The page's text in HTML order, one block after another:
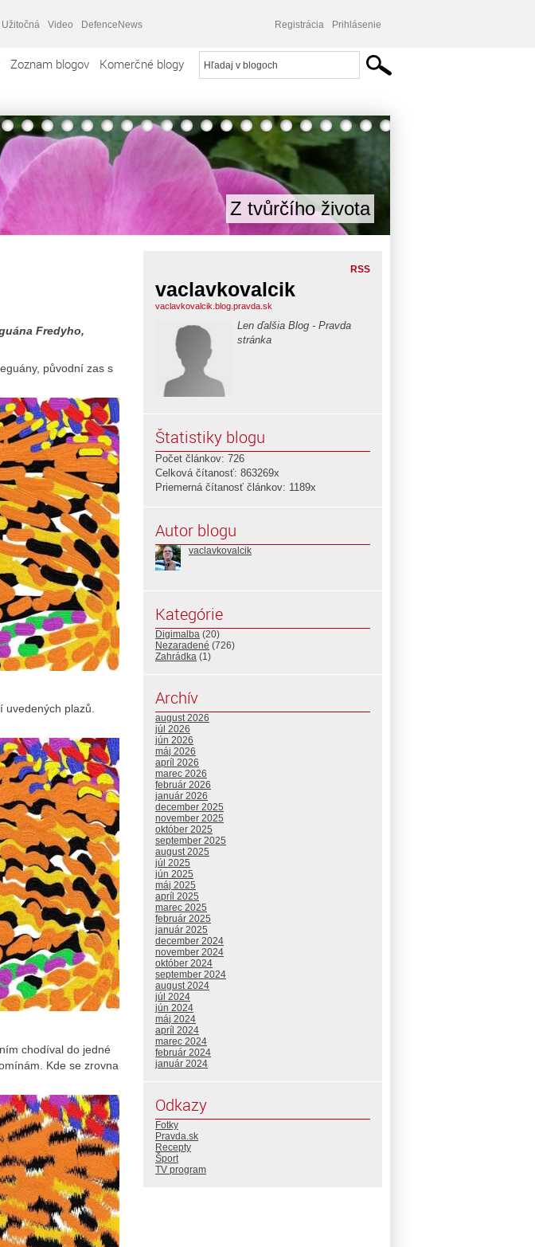
Užitočná Video DefenceNews Registrácia Prihlásenie
Zoznam blogov Komerčné blogy
Z tvůrčího života
Fredyho,
původní zas s
uvedených plazů.
chodíval do jedné
Kde se zrovna
RSS
vaclavkovalcik
vaclavkovalcik.blog.pravda.sk
Len ďalšia Blog - Pravda
stránka
Štatistiky blogu
Počet článkov: 726
Celková čítanosť: 863269x
Priemerná čítanosť článkov: 1189x
Autor blogu
vaclavkovalcik
Kategórie
Digimalba (20)
Nezaradené (726)
Zahrádka (1)
Archív
august 2026
júl 2026
jún 2026
máj 2026
apríl 2026
marec 2026
február 2026
január 2026
december 2025
november 2025
október 2025
september 2025
august 2025
júl 2025
jún 2025
máj 2025
apríl 2025
marec 2025
február 2025
január 2025
december 2024
november 2024
október 2024
september 2024
august 2024
júl 2024
jún 2024
máj 2024
apríl 2024
marec 2024
február 2024
január 2024
Odkazy
Fotky
Pravda.sk
Recepty
Šport
TV program